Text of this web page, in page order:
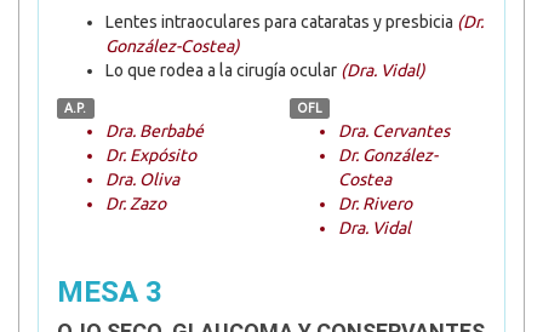
Lentes intraoculares para cataratas y presbicia (Dr.
González-Costea)
Lo que rodea a la cirugía ocular (Dra. Vidal)
A.P.
Dra. Berbabé
Dr. Expósito
Dra. Oliva
Dr. Zazo
OFL
Dra. Cervantes
Dr. González-
Costea
Dr. Rivero
Dra. Vidal
MESA 3